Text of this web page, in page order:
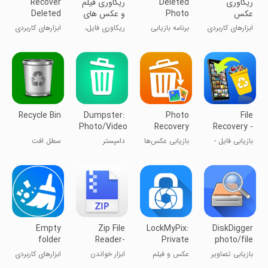
عکس
ریکاوری فیلم
ابزارهای کاربردی
Photo
Recovery
App
برنامه بازیابی
حذف‌شده
و عکس های
پاک شده
ریکاوری فایل،
Deleted
Photos and
Videos
Recovery
ابزارهای کاربردی
File
Recovery -
Photo
Recovery
بازیابی فایل -
Photo
Recovery
بازیابی عکس‌ها
حذف‌شده
Dumpster:
Photo/Video
Recovery
دامپستر
Recycle Bin
سطل افت
DiskDigger
photo/file
recovery
بازیابی تصاویر
LockMyPix:
Private
Photo &
Video Vault
عکس و فیلم
Zip File
Reader-
Unarchive
tool
ابزار خواندن
Empty
folder
Cleaner -
Delete
ابزارهای کاربردی